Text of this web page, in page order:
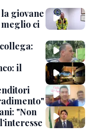
giovane
meglio ci
il
"Non